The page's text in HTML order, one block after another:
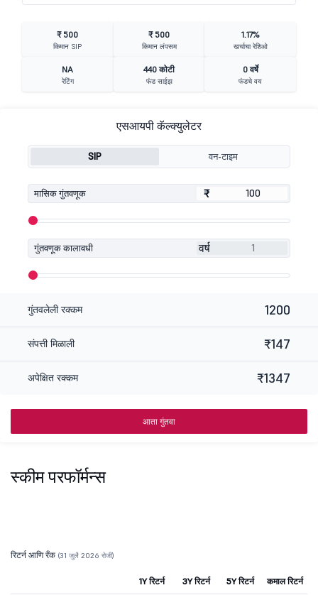
₹ 500
किमान SIP
₹ 500
किमान लंपसम
1.17%
खर्चाचा रेशिओ
NA
रेटिंग
440 कोटी
फंड साईझ
0 वर्षे
फंडचे वय
एसआयपी कॅल्क्युलेटर
SIP वन-टाइम
मासिक गुंतवणूक ₹
₹
गुंतवणूक कालावधी वर्ष
गुंतवलेली रक्कम 1200
संपत्ती मिळाली ₹147
अपेक्षित रक्कम ₹1347
आता गुंतवा
स्कीम परफॉर्मन्स
रिटर्न आणि रँक (31 जुलै 2026 रोजी)
1Y रिटर्न 3Y रिटर्न 5Y रिटर्न कमाल रिटर्न